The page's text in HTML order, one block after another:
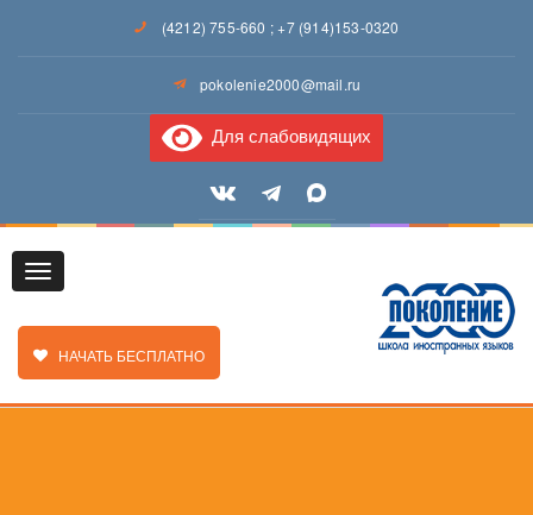
(4212) 755-660 ;+7 (914)153-0320
pokolenie2000@mail.ru
Для слабовидящих
Toggle
ЗАКАЗАТЬ ЗВОНОК
НАЧАТЬ БЕСПЛАТНО